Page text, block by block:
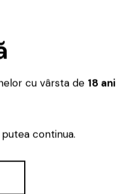
cu vârsta de 18 ani
continua.